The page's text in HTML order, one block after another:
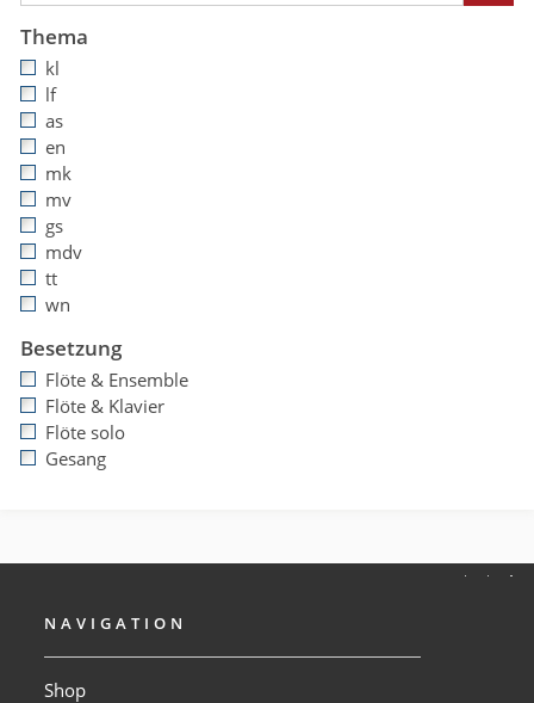
Thema
kl
lf
as
en
mk
mv
gs
mdv
tt
wn
Besetzung
Flöte & Ensemble
Flöte & Klavier
Flöte solo
Gesang
NAVIGATION
Shop